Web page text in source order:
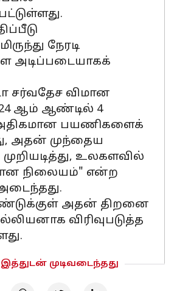
நேரடி
அடிப்படையாகக்
சர்வதேச விமான
ஆம் ஆண்டில் 4
பயணிகளைக்
அதன் முந்தைய
உலகளவில்
நிலையம்" என்ற
அதன் திறனை
விரிவுபடுத்த
முடிவடைந்தது